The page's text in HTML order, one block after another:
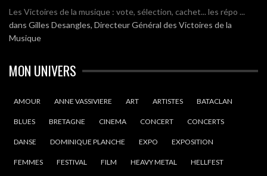
Les Victoires de la musique : vote, sélection, cachet... les répo ...
dans Gilles Desangles, Directeur Général des Victoires de la
Musique
MON UNIVERS
AMOUR ANNE VASSIVIERE ART ARTISTES BATACLAN
BLUES BRETAGNE CINEMA CONCERT CONCERTS
DANSE DOMINIQUE PLANCHE EXPO EXPOSITION
FEMMES FESTIVAL FILM HEAVY METAL HELLFEST